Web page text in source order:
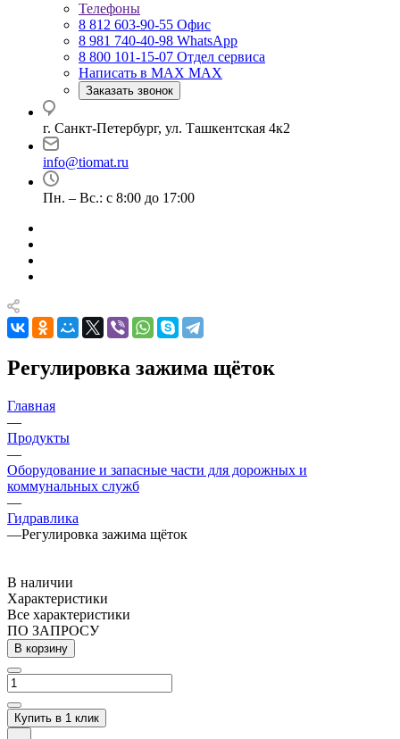
Телефоны
8 812 603-90-55 Офис
8 981 740-40-98 WhatsApp
8 800 101-15-07 Отдел сервиса
Написать в MAX MAX
Заказать звонок
г. Санкт-Петербург, ул. Ташкентская 4к2
info@tiomat.ru
Пн. – Вс.: с 8:00 до 17:00
Регулировка зажима щёток
Главная
—
Продукты
—
Оборудование и запасные части для дорожных и
коммунальных служб
—
Гидравлика
—Регулировка зажима щёток
В наличии
Характеристики
Все характеристики
ПО ЗАПРОСУ
В корзину
Купить в 1 клик